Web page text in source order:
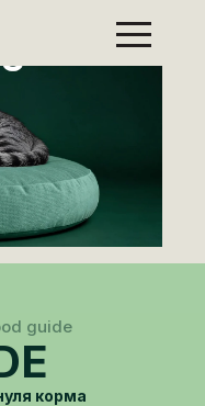
guide
корма